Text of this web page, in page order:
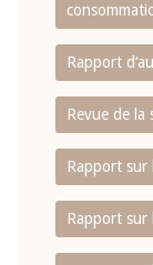
Rapport
Revue de la
Rapport sur
Rapport sur